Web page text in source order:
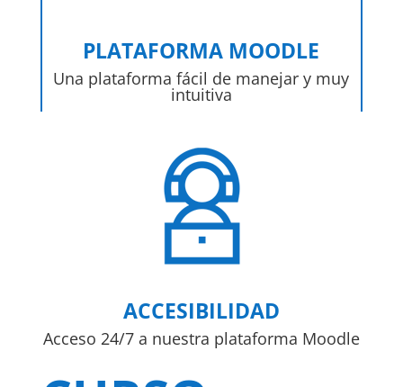
PLATAFORMA MOODLE
Una plataforma fácil de manejar y muy
intuitiva
ACCESIBILIDAD
Acceso 24/7 a nuestra plataforma Moodle